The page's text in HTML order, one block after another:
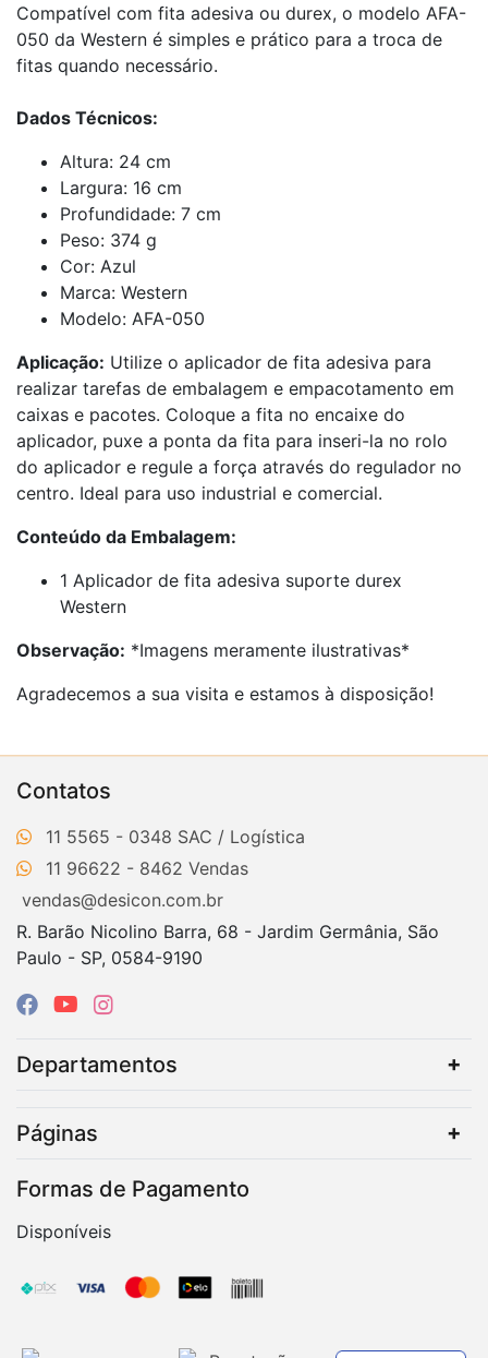
Compatível com fita adesiva ou durex, o modelo AFA-
050 da Western é simples e prático para a troca de
fitas quando necessário.
Dados Técnicos:
Altura: 24 cm
Largura: 16 cm
Profundidade: 7 cm
Peso: 374 g
Cor: Azul
Marca: Western
Modelo: AFA-050
Aplicação: Utilize o aplicador de fita adesiva para
realizar tarefas de embalagem e empacotamento em
caixas e pacotes. Coloque a fita no encaixe do
aplicador, puxe a ponta da fita para inseri-la no rolo
do aplicador e regule a força através do regulador no
centro. Ideal para uso industrial e comercial.
Conteúdo da Embalagem:
1 Aplicador de fita adesiva suporte durex
Western
Observação: *Imagens meramente ilustrativas*
Agradecemos a sua visita e estamos à disposição!
Contatos
11 5565 - 0348
11 96622 - 8462
vendas@desicon.com.br
R. Barão Nicolino Barra, 68 - Jardim Germânia, São
Paulo - SP, 0584-9190
Departamentos
Páginas
Formas de Pagamento
Disponíveis